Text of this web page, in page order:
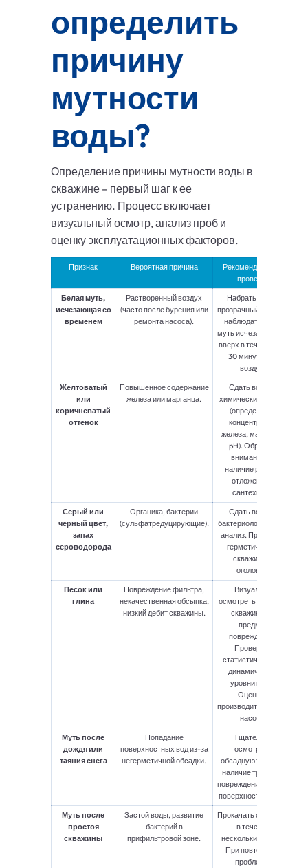
определить
причину
мутности
воды?
Определение причины мутности воды в
скважине – первый шаг к ее
устранению. Процесс включает
визуальный осмотр, анализ проб и
оценку эксплуатационных факторов.
Признак Вероятная причина
Рекомендации по
проверке
Белая муть,
исчезающая со
временем
Растворенный воздух
(часто после бурения или
ремонта насоса).
Набрать воду в
прозрачный стакан и
наблюдать. Если
муть исчезает снизу
вверх в течение 20-
30 минут – это
воздух.
Желтоватый
или
коричневатый
оттенок
Повышенное содержание
железа или марганца.
Сдать воду на
химический анализ
(определение
концентрации
железа, марганца,
pH). Обратите
внимание на
наличие ржавых
отложений в
сантехнике.
Серый или
черный цвет,
запах
сероводорода
Органика, бактерии
(сульфатредуцирующие).
Сдать воду на
бактериологический
анализ. Проверьте
герметичность
скважины и
оголовка.
Песок или
глина
Повреждение фильтра,
некачественная обсыпка,
низкий дебит скважины.
Визуально
осмотреть оголовок
скважины на
предмет
повреждений.
Проверить
статистический и
динамический
уровни воды.
Оценить
производительность
насоса.
Муть после
дождя или
таяния снега
Попадание
поверхностных вод из-за
негерметичной обсадки.
Тщательно
осмотреть
обсадную трубу на
наличие трещин и
повреждений вблизи
поверхности земли.
Муть после
простоя
скважины
Застой воды, развитие
бактерий в
прифильтровой зоне.
Прокачать скважину
в течение
нескольких часов.
При повторении
проблемы